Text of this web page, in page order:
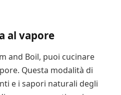
al vapore
and Boil, puoi cucinare
Questa modalità di
e i sapori naturali degli